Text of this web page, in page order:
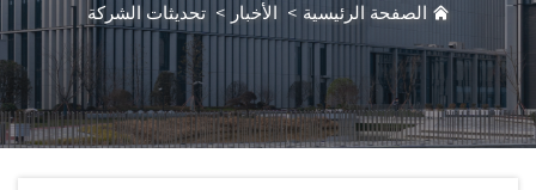
الصفحة الرئيسية > الأخبار >تحديثات الشركة